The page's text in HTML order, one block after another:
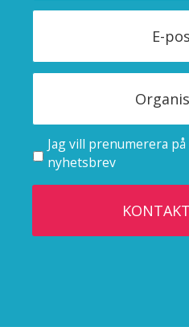
Jag vill prenumerera på
nyhetsbrev